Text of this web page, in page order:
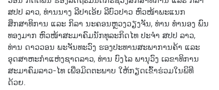
ร
ว
จ
ล
ง
ต
ร
ສປປ ລາວ, ທ່ານນາງ ລີປາເອ້ຍ ລີບົວປາວ ຫົວໜ້າພະແນກ
ສຶກສາທິການ ແລະ ກິລາ ນະຄອນຫຼວງວຽງຈັນ, ທ່ານ ທຳນອງ ພົນ
ທອງມາກ ຫົວໜ້າສະມາຄົມນັກທຸລະກິດໄທ ປະຈຳ ສປປ ລາວ,
ທ່ານ ດາວວອນ ພະຈັນທະວົງ ຮອງປະທານສະພາການຄ້າ ແລະ
ອຸດສາຫະກຳແຫ່ງຊາດລາວ, ທ່ານ ບົງໄລ ພານຸວົງ ເລຂາທິການ
ສະມາຄົມລາວ-ໄທ ເພື່ອມິດຕະພາບ ໃຫ້ກຽດເຂົ້າຮ່ວມໃນພິທີ
ດ້ວຍ.